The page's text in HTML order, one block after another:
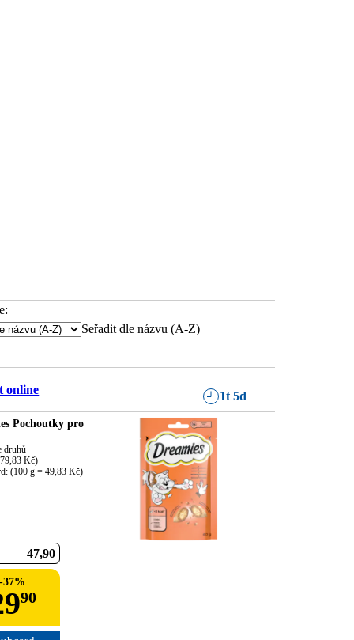
Seřadit dle názvu (A-Z)
online 1t 5d
Pochoutky pro
druhů
Kč)
(100 g = 49,83 Kč)
47 90
-37%
90